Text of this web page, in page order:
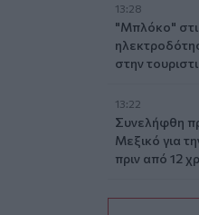
13:28
"Μπλόκο"
στην
13:22
Συνελήφθη
Μεξικό για
πριν από 12
13:18